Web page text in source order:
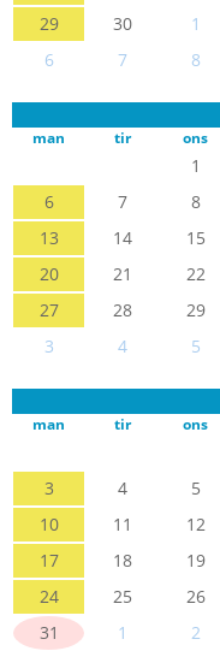
29
30 1
6
7 8
man tir ons
1
6
7 8
13
14 15
20
21 22
27
28 29
3
4 5
man tir ons
3
4 5
10
11 12
17
18 19
24
25 26
31
1 2